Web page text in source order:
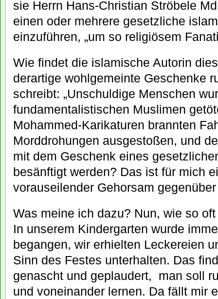
sie Herrn Hans-Christian Ströbele
einen oder mehrere gesetzliche
einzuführen, „um so religiösem
Wie findet die islamische Autorin
derartige wohlgemeinte Geschenke
schreibt: „Unschuldige Menschen
fundamentalistischen Muslimen
Mohammed-Karikaturen brannten
Morddrohungen ausgestoßen, und
mit dem Geschenk eines
besänftigt werden? Das ist für mich
vorauseilender Gehorsam
Was meine ich dazu? Nun, wie so
In unserem Kindergarten wurde
begangen, wir erhielten Leckereien
Sinn des Festes unterhalten. Das
genascht und geplaudert, man soll
und voneinander lernen. Da fällt mir